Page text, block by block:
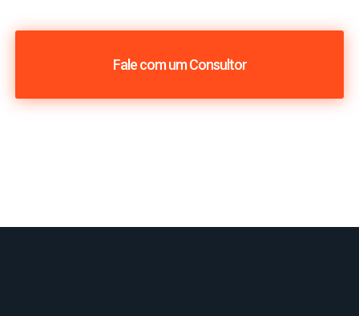
Fale com um Consultor